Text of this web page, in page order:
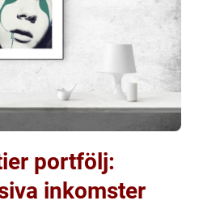
portfölj:
inkomster